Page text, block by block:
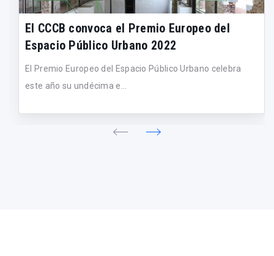
El CCCB convoca el Premio Europeo del
Espacio Público Urbano 2022
El Premio Europeo del Espacio Público Urbano celebra
este año su undécima e...